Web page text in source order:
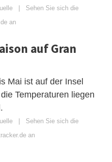
| Sehen Sie sich die
an
auf Gran
Mai ist auf der Insel
Temperaturen liegen
| Sehen Sie sich die
an